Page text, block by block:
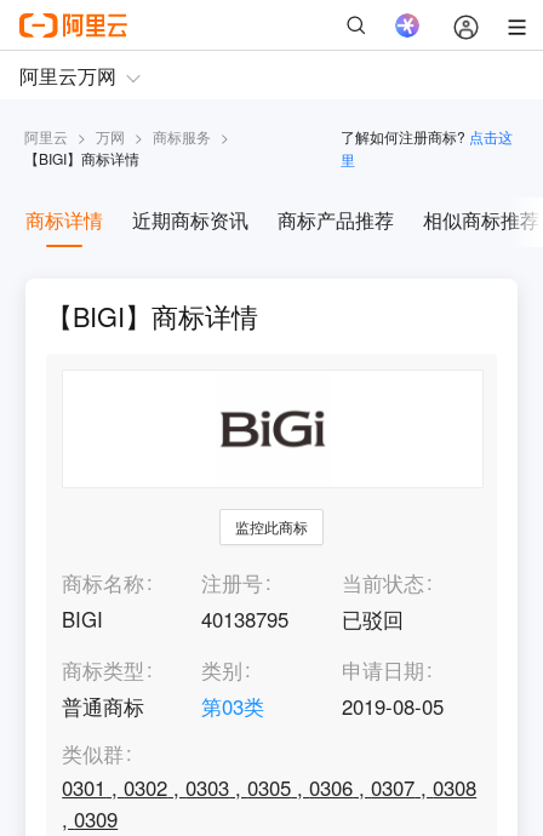
阿里云 > 万网 > 商标服务 >
【BIGI】商标详情
了解如何注册商标? 点击这
里
商标详情 近期商标资讯 商标产品推荐 相似商标推荐
【BIGI】商标详情
监控此商标
商标名称
BIGI
注册号
40138795
当前状态
已驳回
商标类型
普通商标
类别
第03类
申请日期
2019-08-05
类似群
0301 ,0302 ,0303 ,0305 ,0306 ,0307 ,0308
,0309